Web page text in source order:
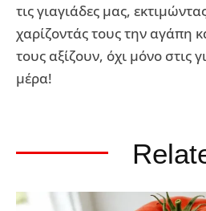
τις γιαγιάδες μας,
χαρίζοντάς τους την αγάπη
τους αξίζουν, όχι μόνο στις
μέρα!